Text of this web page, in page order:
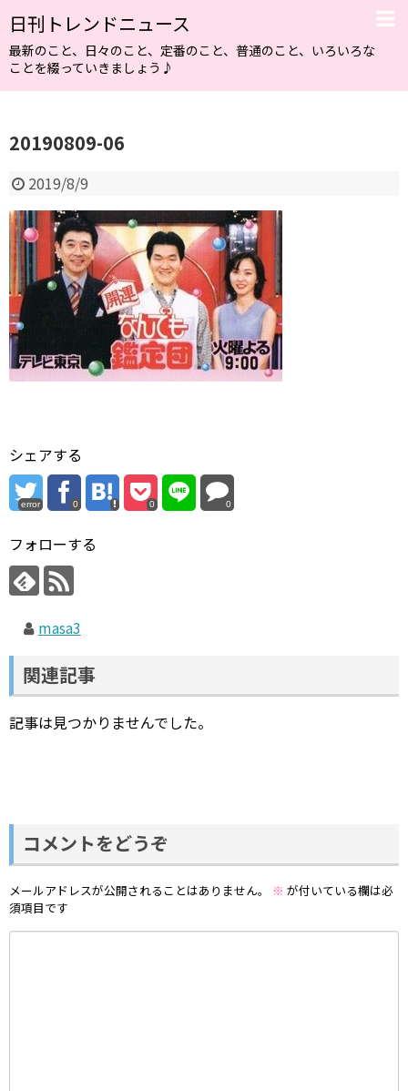
日刊トレンドニュース
最新のこと、日々のこと、定番のこと、普通のこと、いろいろな
ことを綴っていきましょう♪
20190809-06
2019/8/9
シェアする
error 0 0 0
フォローする
masa3
関連記事
記事は見つかりませんでした。
コメントをどうぞ
メールアドレスが公開されることはありません。 ※ が付いている欄は必
須項目です